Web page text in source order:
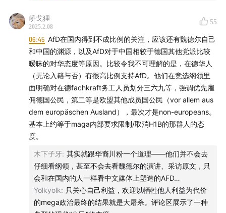
第二集）
当今德国执政党为何如此不受欢迎？（德国2025大
选第一集）
163-加拿大为何即将右转？
147-德国为什么没有成为一个马克思主义国家？
137-美国为什么没有成为一个马克思主义国家
101-法国为什么没有成为一个马克思主义国家？
96-为何法国文化如此进步、法国政治却如此保守
84-英国大选选了个啥？
峤戈狸
2025.2.08
55
06:45 AfD在国内得到不成比例的关注，应该还有魏德尔自己
和中国的渊源，以及AfD对于中国相较于德国其他党派比较
暧昧的对华态度等原因。比较令我不可理解的是，在德华人
（无论入籍与否）有很高比例支持AfD。他们在竞选纲领里
面明确对在德fachkraft务工人员划分三六九等，强调优先雇
佣德国公民，第二等是欧盟其他成员国公民（vor allem aus
dem europäschen Ausland），最次才是non-europeans。
基本上约等于maga内部要求限制/取消H1B的那群人的态
度。
木下子牙: 其实就跟华裔川粉一个道理——他们并不会去
仔细看纲领，甚至不会去看魏德尔的演讲、采访原文，只
会和在国内的人一样看中文媒体上塑造的AFD…
Yolkyolk: 只关心自己利益，欢迎以牺牲他人利益为代价
的mega政治最终的结果就是大屠杀。评论区展示了一种